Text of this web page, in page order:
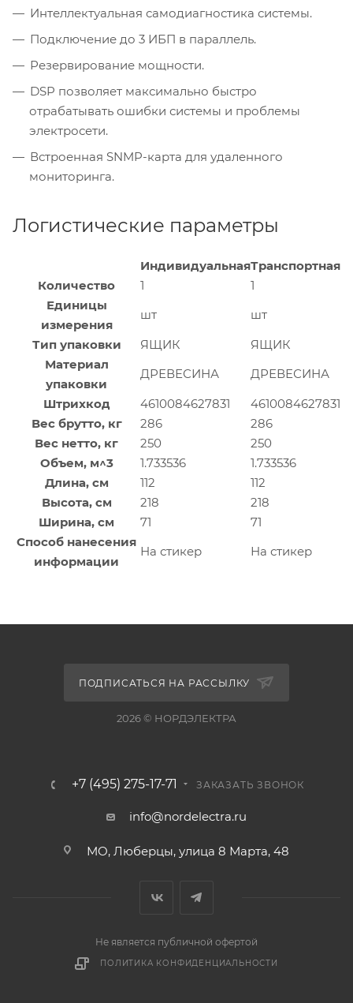
Интеллектуальная самодиагностика системы.
Подключение до 3 ИБП в параллель.
Резервирование мощности.
DSP позволяет максимально быстро
отрабатывать ошибки системы и проблемы
электросети.
Встроенная SNMP-карта для удаленного
мониторинга.
Логистические параметры
ИндивидуальнаяТранспортная
Количество
1
1
Единицы
измерения
шт
шт
Тип упаковки
ЯЩИК
ЯЩИК
Материал
упаковки
ДРЕВЕСИНА
ДРЕВЕСИНА
Штрихкод
4610084627831
4610084627831
Вес брутто, кг
286
286
Вес нетто, кг
250
250
Объем, м^3
1.733536
1.733536
Длина, см
112
112
Высота, см
218
218
Ширина, см
71
71
Способ нанесения
информации
На стикер На стикер
ПОДПИСАТЬСЯ НА РАССЫЛКУ
2026 © НОРДЭЛЕКТРА
+7 (495) 275-17-71 ЗАКАЗАТЬ ЗВОНОК
info@nordelectra.ru
МО, Люберцы, улица 8 Марта, 48
Не является публичной офертой
ПОЛИТИКА КОНФИДЕНЦИАЛЬНОСТИ